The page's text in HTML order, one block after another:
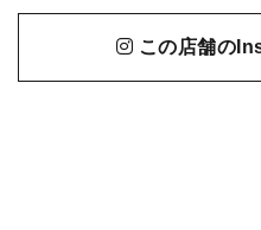
この店舗の